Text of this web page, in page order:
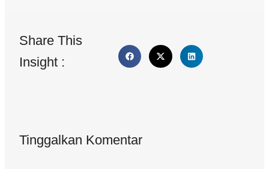
Share This
Insight :
Tinggalkan Komentar